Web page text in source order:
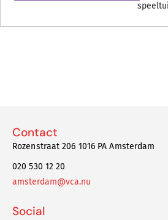
Contact
Rozenstraat 206 1016 PA Amsterdam
020 530 12 20
amsterdam@vca.nu
Social